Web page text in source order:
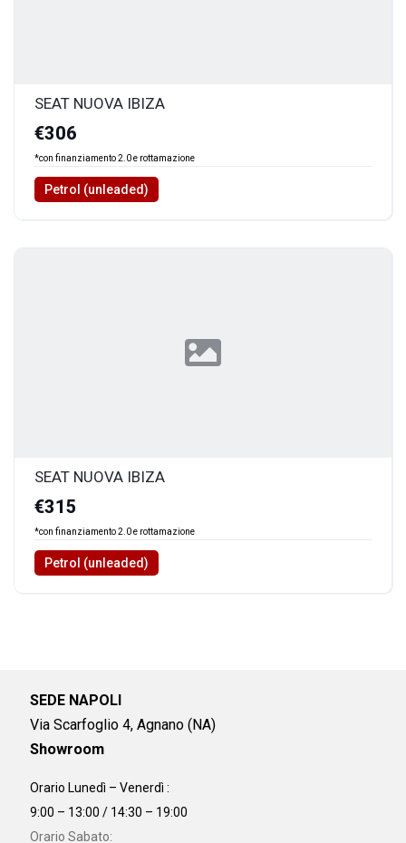
SEAT NUOVA IBIZA
€306
*con finanziamento 2.0 e rottamazione
Petrol (unleaded)
SEAT NUOVA IBIZA
€315
*con finanziamento 2.0 e rottamazione
Petrol (unleaded)
SEDE NAPOLI
Via Scarfoglio 4, Agnano (NA)
Showroom
Orario Lunedì – Venerdì :
9:00 – 13:00 / 14:30 – 19:00
Orario Sabato: